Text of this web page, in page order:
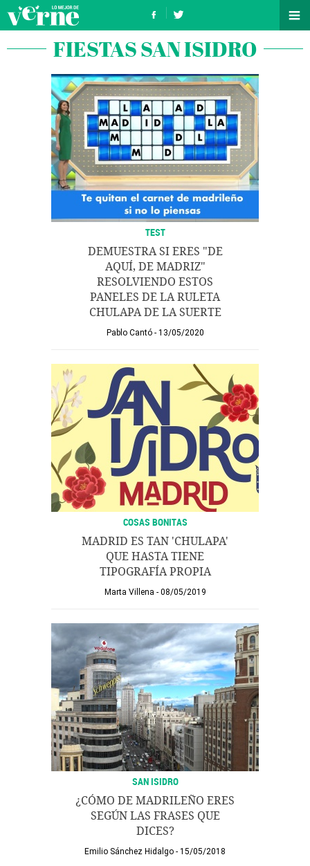
FIESTAS SAN ISIDRO
TEST
DEMUESTRA SI ERES "DE
AQUÍ, DE MADRIZ"
RESOLVIENDO ESTOS
PANELES DE LA RULETA
CHULAPA DE LA SUERTE
Pablo Cantó 13/05/2020
COSAS BONITAS
MADRID ES TAN 'CHULAPA'
QUE HASTA TIENE
TIPOGRAFÍA PROPIA
Marta Villena 08/05/2019
SAN ISIDRO
¿CÓMO DE MADRILEÑO ERES
SEGÚN LAS FRASES QUE
DICES?
Emilio Sánchez Hidalgo 15/05/2018